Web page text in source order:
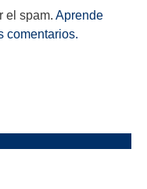
el spam. Aprende
comentarios.